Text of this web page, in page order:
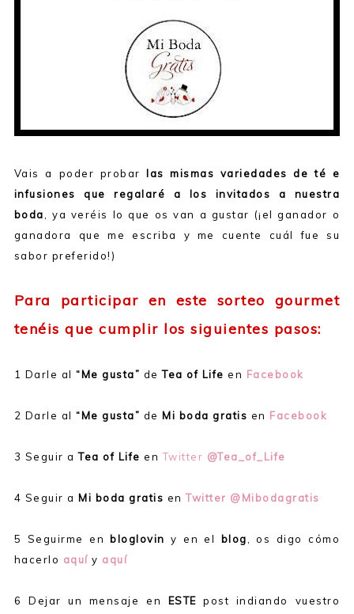
Vais a poder probar las mismas variedades de té e
infusiones que regalaré a los invitados a nuestra
boda, ya veréis lo que os van a gustar (¡el ganador o
ganadora que me escriba y me cuente cuál fue su
sabor preferido!)
Para participar en este sorteo gourmet
tenéis que cumplir los siguientes pasos:
1 Darle al“Me gusta” deTea of Life en Facebook
2 Darle al“Me gusta” de Mi boda gratis en Facebook
3 Seguir aTea of Life enTwitter @Tea_of_Life
4 Seguir a Mi boda gratis enTwitter @Mibodagratis
5 Seguirme en bloglovin y en el blog, os digo cómo
hacerlo aquí y aquí
6 Dejar un mensaje en ESTE post indiando vuestro